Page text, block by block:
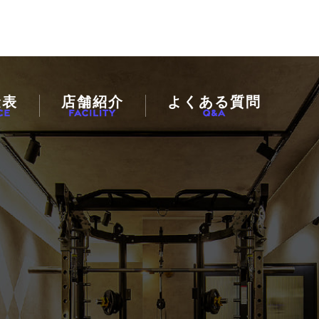
店舗紹介 よくある質問